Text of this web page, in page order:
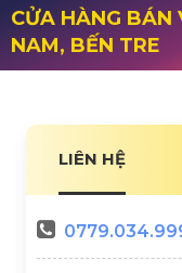
CỬA HÀNG BÁN
NAM, BẾN TRE
LIÊN HỆ